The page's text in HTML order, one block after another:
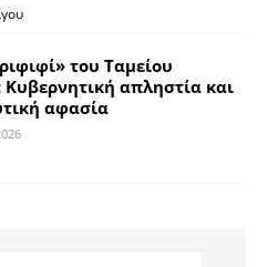
του Ταμείου
απληστία και
αφασία